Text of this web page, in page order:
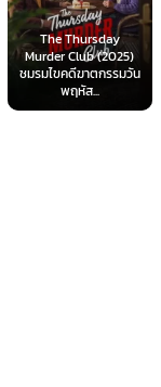
Exhuma (2024) ขุด
มันขึ้นมาจากหลุม
(พากย์ไทย)